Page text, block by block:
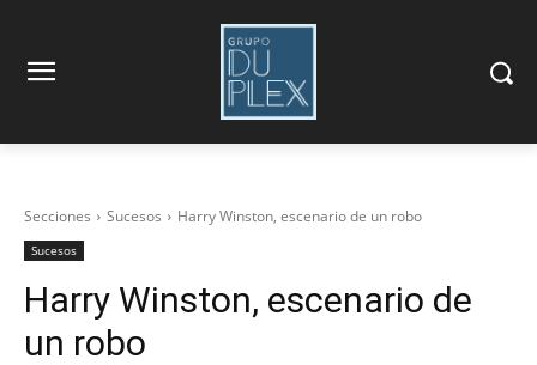
Secciones Sucesos Harry Winston, escenario de un robo
Sucesos
Harry Winston, escenario de
un robo